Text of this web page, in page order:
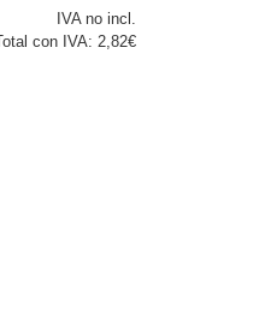
IVA no incl.
con IVA: 2,82€